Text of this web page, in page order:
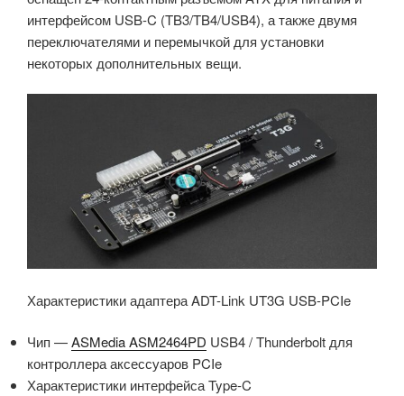
интерфейсом USB-C (TB3/TB4/USB4), а также двумя
переключателями и перемычкой для установки
некоторых дополнительных вещи.
Характеристики адаптера ADT-Link UT3G USB-PCIe
Чип —ASMedia ASM2464PD USB4 / Thunderbolt для
контроллера аксессуаров PCIe
Характеристики интерфейса Type-C